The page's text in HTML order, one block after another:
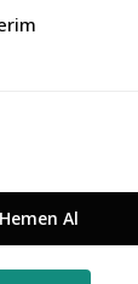
Hemen Al